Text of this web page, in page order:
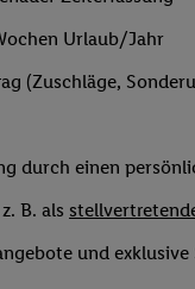
Urlaub/Jahr
(Zuschläge,
durch einen
B. als
und
auch Ihre in einen
Zudem erlauben Sie
Adresse und einer
Lidl-Diensten zu
werden, die von